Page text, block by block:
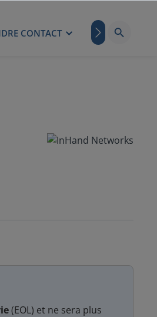
CONTACT BLOG
(EOL) et ne sera plus